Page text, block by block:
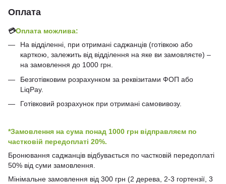
Оплата
💳Оплата можлива:
На відділенні, при отримані саджанців (готівкою або
карткою, залежить від відділення на яке ви замовляєте) –
на замовлення до 1000 грн.
Безготівковим розрахунком за реквізитами ФОП або
LiqPay.
Готівковий розрахунок при отримані самовивозу.
*Замовлення на сума понад 1000 грн відправляєм по
частковій передоплаті 20%.
Бронювання саджанців відбувається по частковій передоплаті
50% від суми замовлення.
Мінімальне замовлення від 300 грн (2 дерева, 2-3 гортензії, 3